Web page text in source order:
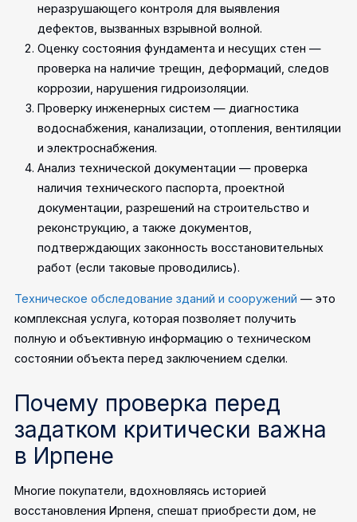
неразрушающего контроля для выявления
дефектов, вызванных взрывной волной.
Оценку состояния фундамента и несущих стен —
проверка на наличие трещин, деформаций, следов
коррозии, нарушения гидроизоляции.
Проверку инженерных систем — диагностика
водоснабжения, канализации, отопления, вентиляции
и электроснабжения.
Анализ технической документации — проверка
наличия технического паспорта, проектной
документации, разрешений на строительство и
реконструкцию, а также документов,
подтверждающих законность восстановительных
работ (если таковые проводились).
Техническое обследование зданий и сооружений — это
комплексная услуга, которая позволяет получить
полную и объективную информацию о техническом
состоянии объекта перед заключением сделки.
Почему проверка перед
задатком критически важна
в Ирпене
Многие покупатели, вдохновляясь историей
восстановления Ирпеня, спешат приобрести дом, не